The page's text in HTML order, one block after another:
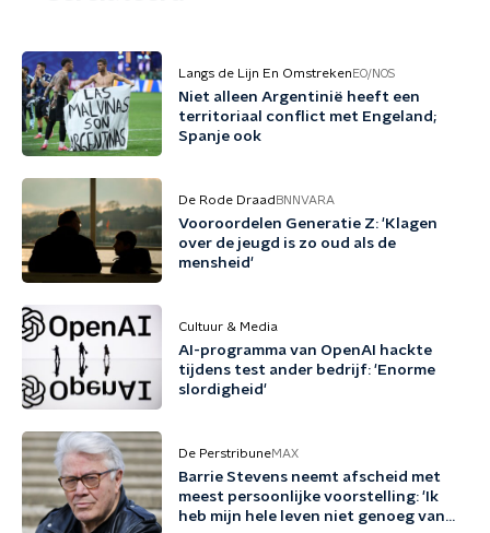
Langs de Lijn En Omstreken EO/NOS
Niet alleen Argentinië heeft een
territoriaal conflict met Engeland;
Spanje ook
De Rode Draad BNNVARA
Vooroordelen Generatie Z: 'Klagen
over de jeugd is zo oud als de
mensheid'
Cultuur & Media
AI-programma van OpenAI hackte
tijdens test ander bedrijf: 'Enorme
slordigheid'
De PerstribuneMAX
Barrie Stevens neemt afscheid met
meest persoonlijke voorstelling: 'Ik
heb mijn hele leven niet genoeg van